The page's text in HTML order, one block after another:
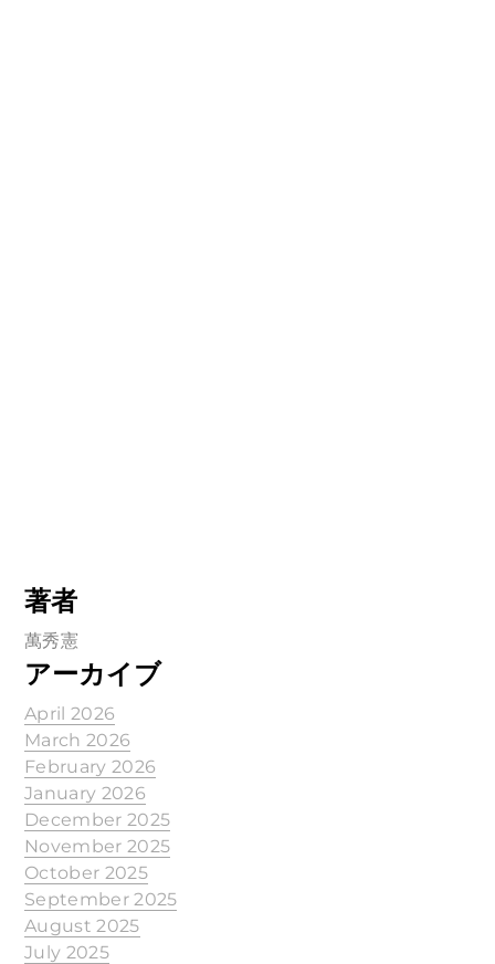
著者
萬秀憲
アーカイブ
April 2026
March 2026
February 2026
January 2026
December 2025
November 2025
October 2025
September 2025
August 2025
July 2025